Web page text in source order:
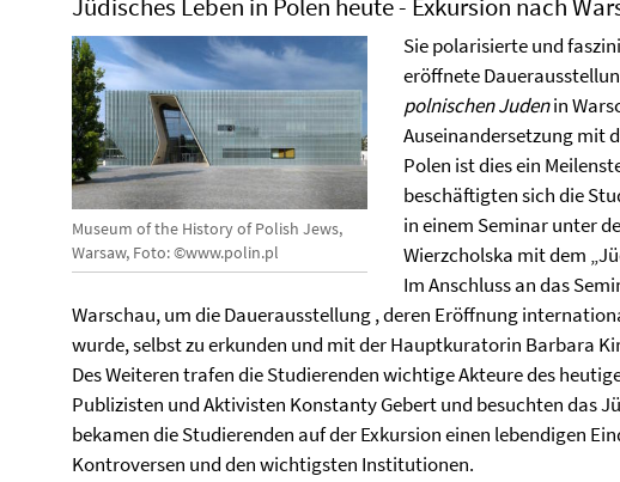
Jüdisches Leben in Polen heute - Exkursion nach
Museum of the History of Polish Jews,
Warsaw, Foto: ©www.polin.pl
Sie polarisierte und
eröffnete
polnischen Judenin
Auseinandersetzung mit
Polen ist dies ein
beschäftigten sich die
in einem Seminar unter
Wierzcholska mit dem
Im Anschluss an das
Warschau, um die Dauerausstellung , deren Eröffnung
wurde, selbst zu erkunden und mit der Hauptkuratorin Barbara
Des Weiteren trafen die Studierenden wichtige Akteure des
Publizisten und Aktivisten Konstanty Gebert und besuchten das
bekamen die Studierenden auf der Exkursion einen lebendigen
Kontroversen und den wichtigsten Institutionen.